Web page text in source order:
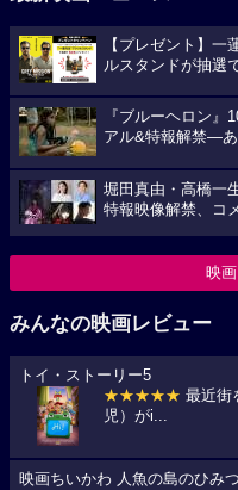
【プレゼント】一
ルスタンドが抽選
『ブルーヘロン』
アル&特報解禁―
堀田真由・高橋一
特報映像解禁、コ
映
みんなの映画レビュー
トイ・ストーリー5
★★★★★ 最近街
児）がi...
映画ちいかわ 人魚の島のひみつ